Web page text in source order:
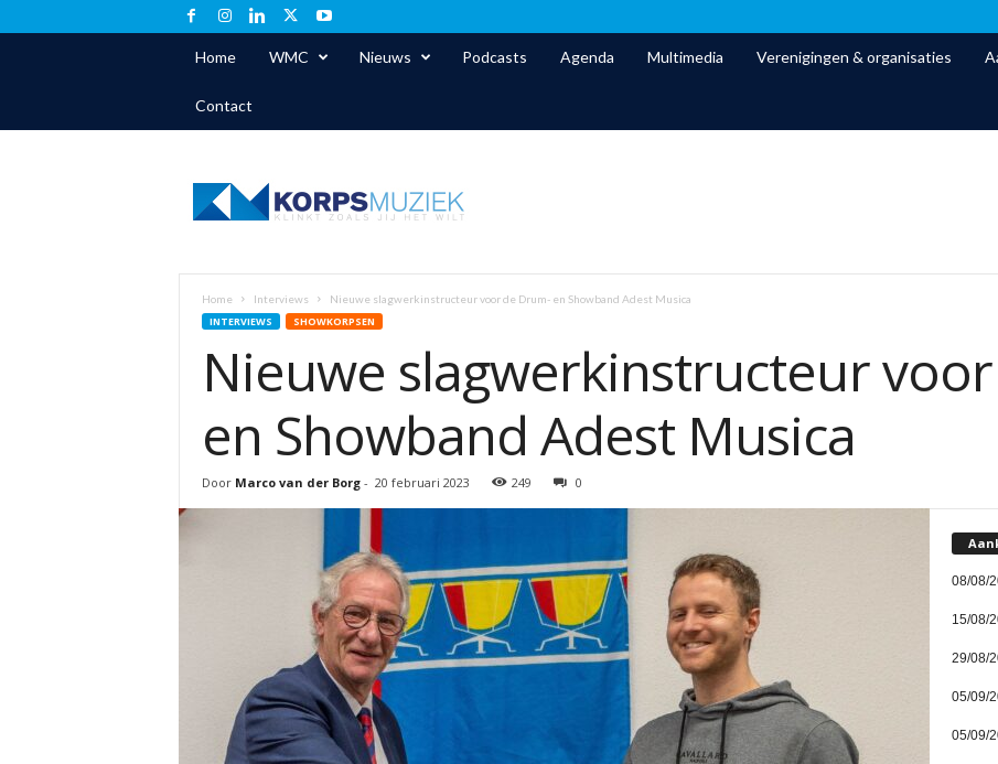
Home WMC Nieuws Podcasts Agenda Multimedia Verenigingen & organisaties
Contact
Home Interviews Nieuwe slagwerkinstructeur voor de Drum- en Showband Adest Musica
INTERVIEWS SHOWKORPSEN
Nieuwe slagwerkinstructeur
en Showband Adest Musica
Door Marco van der Borg- 20 februari 2023 249 0
08/08/
15/08/
29/08/
05/09/
05/09/